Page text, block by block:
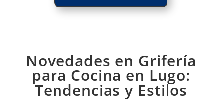
Novedades en Grifería
para Cocina en Lugo:
Tendencias y Estilos